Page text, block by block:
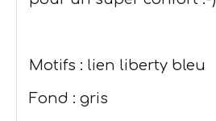
Motifs : lien liberty bleu
Fond : gris